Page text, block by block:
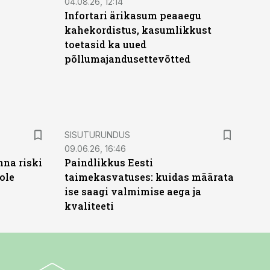
Infortari ärikasum peaaegu
kahekordistus, kasumlikkust
toetasid ka uued
põllumajandusettevõtted
riski
ST
SISUTURUNDUS
09.06.26, 16:46
Paindlikkus Eesti
taimekasvatuses: kuidas määrata
ise saagi valmimise aega ja
kvaliteeti